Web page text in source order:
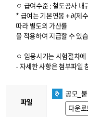
ㅇ 급여수준 : 철도공사 내
* 급여는 기본연봉 + ∂(제
따라 별도의 가산률
을 적용하여 지급할 수 있
ㅇ 임용시기는 시험절차
- 자세한 사항은 첨부파일
파일
공모_
다운